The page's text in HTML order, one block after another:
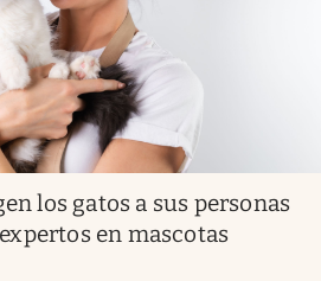
los gatos a sus personas
en mascotas